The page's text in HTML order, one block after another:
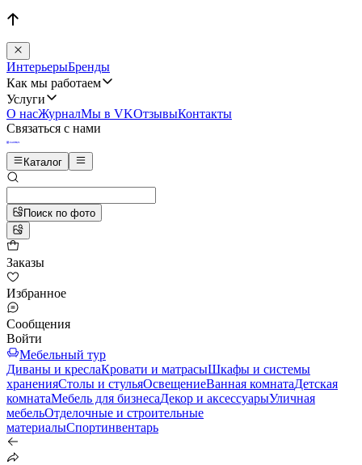
ИнтерьерыБренды
Как мы работаем
Услуги
О насЖурналМы в VKОтзывыКонтакты
Связаться с нами
Каталог
Поиск по фото
Заказы
Избранное
Сообщения
Войти
Мебельный тур
Диваны и креслаКровати и матрасыШкафы и системы
храненияСтолы и стульяОсвещениеВанная комнатаДетская
комнатаМебель для бизнесаДекор и аксессуарыУличная
мебельОтделочные и строительные
материалыСпортинвентарь